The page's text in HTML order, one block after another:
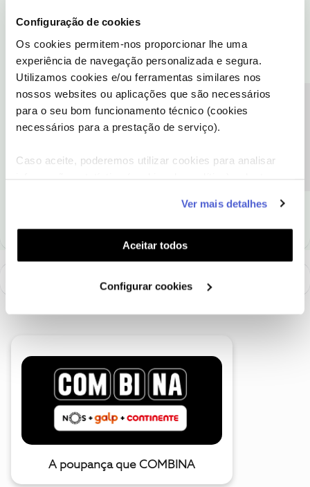
Configuração de cookies
Os cookies permitem-nos proporcionar lhe uma
experiência de navegação personalizada e segura.
Utilizamos cookies e/ou ferramentas similares nos
nossos websites ou aplicações que são necessários
para o seu bom funcionamento técnico (cookies
necessários para a prestação de serviço).
Caso aceite, poderemos utilizar cookies para analisar
funcionalidades (cookies de personalização e
funcionalidade) e adaptar anúncios aos seus interesses
(cookies de publicidade personalizada). Pode gerir a
utilização dos cookies clicando em "Configurar
Ver mais detalhes
Aceitar todos
Configurar cookies
escolher a opção "Carregamentos"
clicar no botão "Carregar saldo"
colocar o montante com que quer carregar o telemóvel
clicar em "Continuar"
preencher o formulário com os dados pedidos
selecionar "Pagar agora"
como "Melhor Resposta" e faça "Like" nos melhores comentários.
A poupança que COMBINA